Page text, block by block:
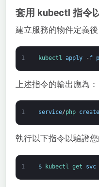
套用 kubectl 指令
建立服務的物件定義
1 kubectl apply -f
上述指令的輸出應為：
1 service/php
執行以下指令以驗證
1 $ kubectl get svc